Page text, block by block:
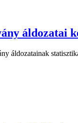
áldozatai
áldozatainak